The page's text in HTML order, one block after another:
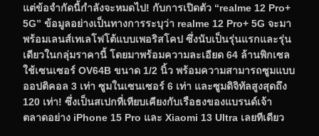
แต่ข้อจำกัดนี้กำลังจะหมดไป! กับการเปิดตัว “realme 12 Pro+
5G” ข้อมูลอย่างเป็นทางการระบุว่า realme 12 Pro+ 5G จะมา
พร้อมเลนส์เทเลโฟโต้แบบเพอริสโคป ซึ่งนับเป็นรุ่นแรกและรุ่น
เดียวในกลุ่มราคานี้ โดยมาพร้อมความละเอียด 64 ล้านพิกเซล
ใช้เซนเซอร์ OV64B ขนาด 1/2 นิ้ว พร้อมความสามารถซูมแบบ
ออปติคอล 3 เท่า ซูมในเซนเซอร์ 6 เท่า และซูมดิจิทัลสูงสุดถึง
120 เท่า! ซึ่งเป็นสเปกที่เทียบเคียงกับเรือธงของแบรนด์เจ้า
ตลาดอย่าง iPhone 15 Pro และ Xiaomi 13 Ultra เลยทีเดียว